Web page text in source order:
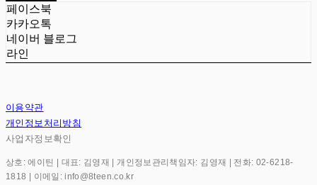
페이스북
카카오톡
네이버 블로그
라인
이용약관
개인정보처리방침
사업자정보확인
상호: 에이틴 | 대표: 김영재 | 개인정보관리책임자: 김영재 | 전화: 02-6218-
1818 | 이메일: info@8teen.co.kr